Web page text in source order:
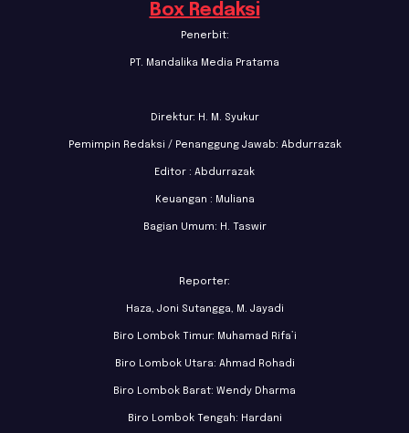
Box Redaksi
Penerbit:
PT. Mandalika Media Pratama
Direktur: H. M. Syukur
Pemimpin Redaksi / Penanggung Jawab: Abdurrazak
Editor : Abdurrazak
Keuangan : Muliana
Bagian Umum: H. Taswir
Reporter:
Haza, Joni Sutangga, M. Jayadi
Biro Lombok Timur: Muhamad Rifa’i
Biro Lombok Utara: Ahmad Rohadi
Biro Lombok Barat: Wendy Dharma
Biro Lombok Tengah: Hardani